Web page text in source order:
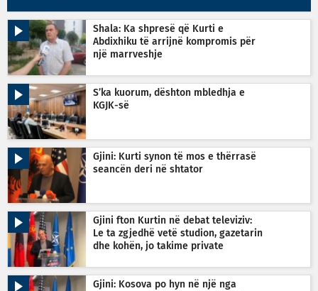
Shala: Ka shpresë që Kurti e
Abdixhiku të arrijnë kompromis për
një marrveshje
S’ka kuorum, dështon mbledhja e
KGJK-së
Gjini: Kurti synon të mos e thërrasë
seancën deri në shtator
Gjini fton Kurtin në debat televiziv:
Le ta zgjedhë vetë studion, gazetarin
dhe kohën, jo takime private
Gjini: Kosova po hyn në një nga